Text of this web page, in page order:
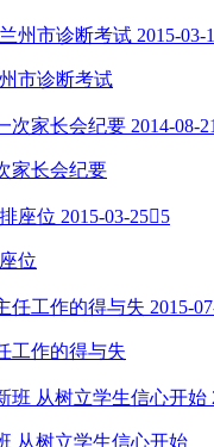
2015-03-
市诊断考试
2014-08-21
家长会纪要
2015-03-255
位
2015-
工作的得与失
从树立学生信心开始